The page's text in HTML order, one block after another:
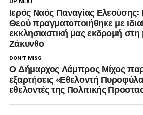
UP NEXT
Ιερός Ναός Παναγίας
Θεού πραγματοποιήθηκε με
εκκλησιαστική μας εκδρομή στη
Ζάκυνθο
DON'T MISS
Ο Δήμαρχος Λάμπρος Μίχος
εξαρτήσεις «Εθελοντή
εθελοντές της Πολιτικής